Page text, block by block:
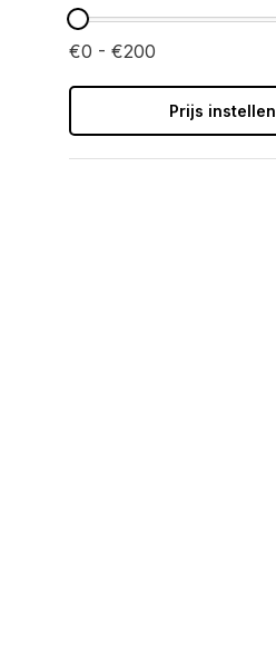
€0 - €200
Prijs instellen